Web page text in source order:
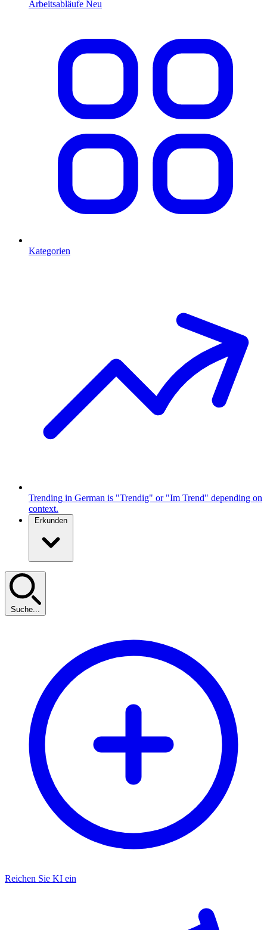
Arbeitsabläufe Neu
Kategorien
Trending in German is "Trendig" or "Im Trend" depending on
context.
Erkunden
Suche...
Reichen Sie KI ein